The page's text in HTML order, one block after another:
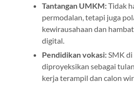
Tantangan UMKM:Tidak
permodalan, tetapi juga
kewirausahaan dan
digital.
Pendidikan vokasi:SMK di
diproyeksikan sebagai
kerja terampil dan calon